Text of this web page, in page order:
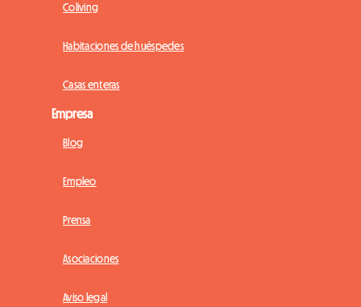
Coliving
Habitaciones de huéspedes
Casas enteras
Empresa
Blog
Empleo
Prensa
Asociaciones
Aviso legal